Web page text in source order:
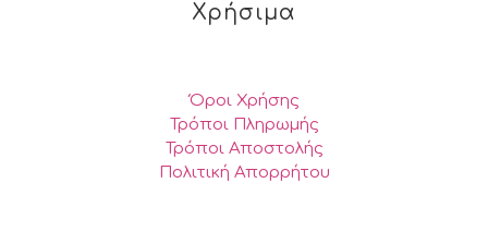
Χρήσιμα
Όροι Χρήσης
Τρόποι Πληρωμής
Τρόποι Αποστολής
Πολιτική Απορρήτου